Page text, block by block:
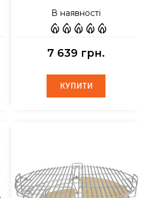
В наявності
7 639 грн.
КУПИТИ
КУПИТИ